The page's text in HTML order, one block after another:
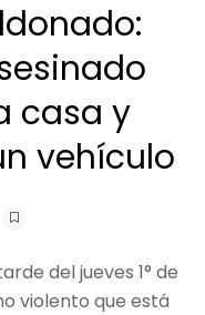
casa y
vehículo
del jueves 1° de
violento que está